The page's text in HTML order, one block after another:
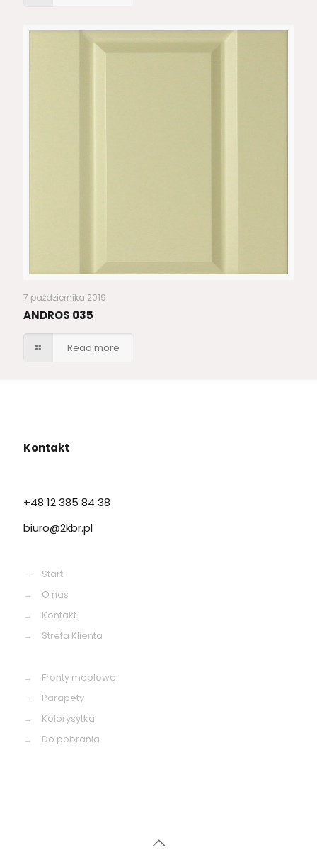
7 października 2019
ANDROS 035
Read more
Kontakt
+48 12 385 84 38
biuro@2kbr.pl
→
Start
→
O nas
→
Kontakt
→
Strefa Klienta
→
Fronty meblowe
→
Parapety
→
Kolorysytka
→
Do pobrania